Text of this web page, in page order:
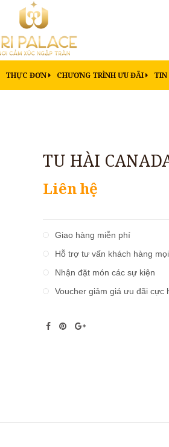
THỰC ĐƠN CHƯƠNG TRÌNH ƯU ĐÃI TIN
TU HÀI
Liên hệ
Giao hàng miễn phí
Hỗ trợ tư vấn khách hàng
Nhận đặt món các sự kiện
Voucher giảm giá ưu đãi cực